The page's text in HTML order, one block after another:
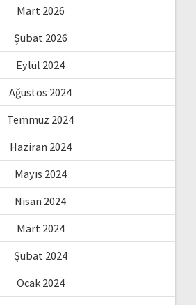
Mart 2026
Şubat 2026
Eylül 2024
Ağustos 2024
Temmuz 2024
Haziran 2024
Mayıs 2024
Nisan 2024
Mart 2024
Şubat 2024
Ocak 2024